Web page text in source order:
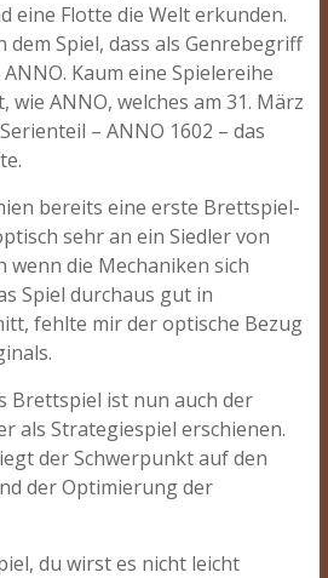
eine Flotte die Welt erkunden.
dem Spiel, dass als Genrebegriff
Kaum eine Spielereihe
wie ANNO, welches am 31. März
– ANNO 1602 – das
bereits eine erste Brettspiel-
sehr an ein Siedler von
wenn die Mechaniken sich
Spiel durchaus gut in
fehlte mir der optische Bezug
Brettspiel ist nun auch der
als Strategiespiel erschienen.
der Schwerpunkt auf den
der Optimierung der
du wirst es nicht leicht